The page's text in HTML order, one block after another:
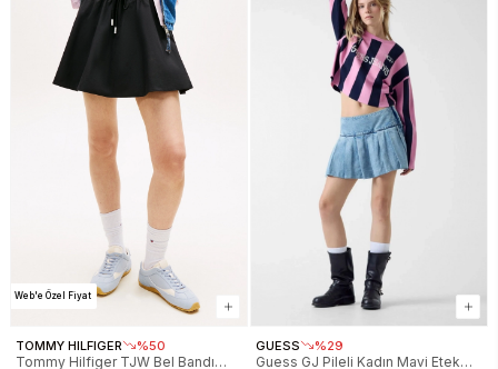
Web'e Özel Fiyat
TOMMY HILFIGER %50
Tommy Hilfiger TJW Bel Bandı
GUESS %29
Guess GJ Pileli Kadın Mavi Etek